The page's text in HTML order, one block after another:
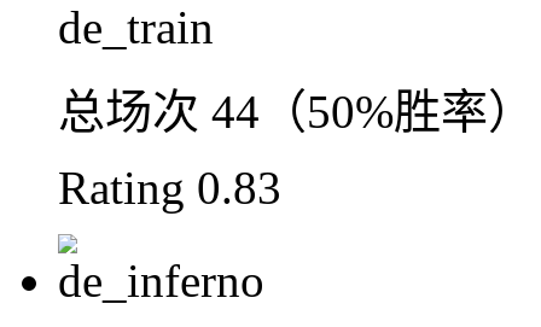
de_train
总场次 44（50%胜率）
Rating 0.83